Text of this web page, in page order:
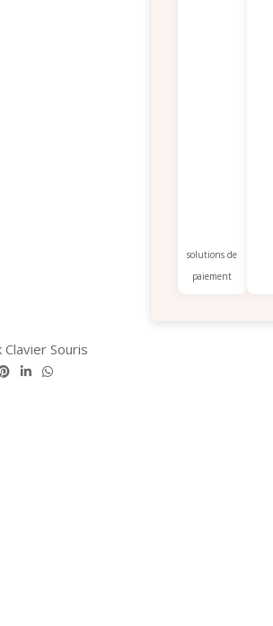
solutions de
paiement
Clavier Souris